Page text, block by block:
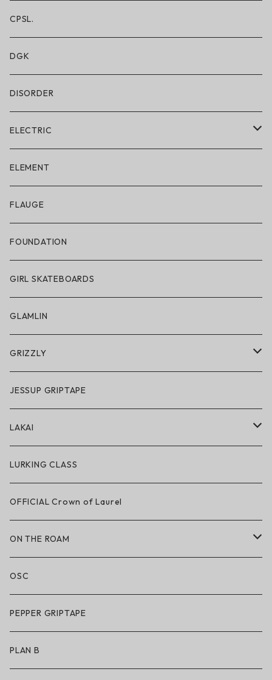
レギンス/フルレングス10分丈
水着/スイムウェア
CPSL.
DGK
DISORDER
ELECTRIC
ELECTRIC × ON THE ROAM
アパレル
帽子
サングラス
スノーゴーグル
アクセサリー・小物
ELEMENT
FLAUGE
FOUNDATION
GIRL SKATEBOARDS
GLAMLIN
GRIZZLY
GRIZZLY × POLeR
アパレル
ハードグッズ
JESSUP GRIPTAPE
LAKAI
LAKAI × POLeR
LAKAI × CHOCOLATE
LAKAI × RIPNDIP
シューズ
アパレル
アクセサリー
LURKING CLASS
OFFICIAL Crown of Laurel
ON THE ROAM
アパレル
サングラス
アンダーウェア
OSC
PEPPER GRIPTAPE
PLAN B